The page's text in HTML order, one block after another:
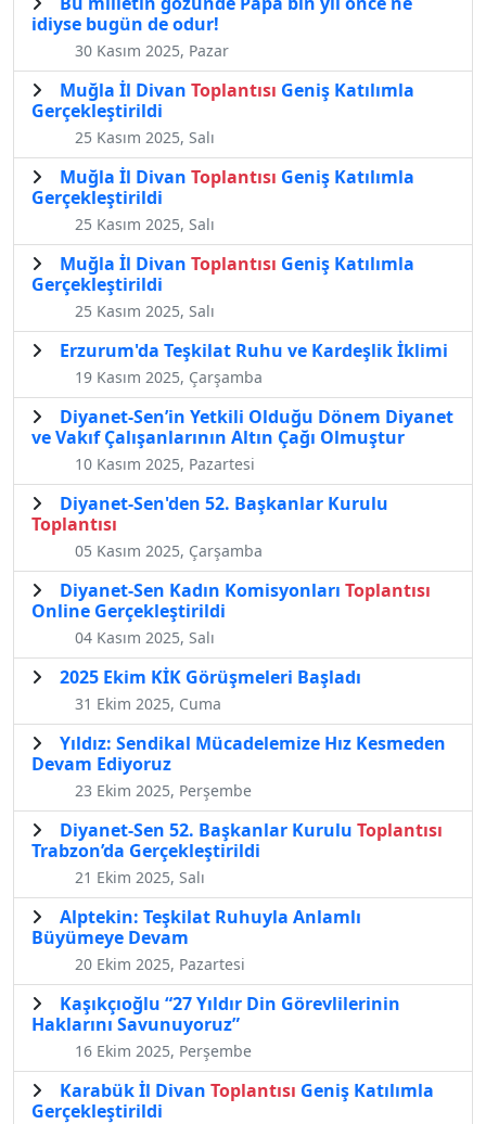
idiyse bugün de odur!
30 Kasım 2025, Pazar
Muğla İl Divan Toplantısı Geniş Katılımla
Gerçekleştirildi
25 Kasım 2025, Salı
Muğla İl Divan Toplantısı Geniş Katılımla
Gerçekleştirildi
25 Kasım 2025, Salı
Muğla İl Divan Toplantısı Geniş Katılımla
Gerçekleştirildi
25 Kasım 2025, Salı
Erzurum'da Teşkilat Ruhu ve Kardeşlik İklimi
19 Kasım 2025, Çarşamba
Diyanet-Sen’in Yetkili Olduğu Dönem Diyanet
ve Vakıf Çalışanlarının Altın Çağı Olmuştur
10 Kasım 2025, Pazartesi
Diyanet-Sen'den 52. Başkanlar Kurulu
Toplantısı
05 Kasım 2025, Çarşamba
Diyanet-Sen Kadın Komisyonları Toplantısı
Online Gerçekleştirildi
04 Kasım 2025, Salı
2025 Ekim KİK Görüşmeleri Başladı
31 Ekim 2025, Cuma
Yıldız: Sendikal Mücadelemize Hız Kesmeden
Devam Ediyoruz
23 Ekim 2025, Perşembe
Diyanet-Sen 52. Başkanlar Kurulu Toplantısı
Trabzon’da Gerçekleştirildi
21 Ekim 2025, Salı
Alptekin: Teşkilat Ruhuyla Anlamlı
Büyümeye Devam
20 Ekim 2025, Pazartesi
Kaşıkçıoğlu “27 Yıldır Din Görevlilerinin
Haklarını Savunuyoruz”
16 Ekim 2025, Perşembe
Karabük İl Divan Toplantısı Geniş Katılımla
Gerçekleştirildi